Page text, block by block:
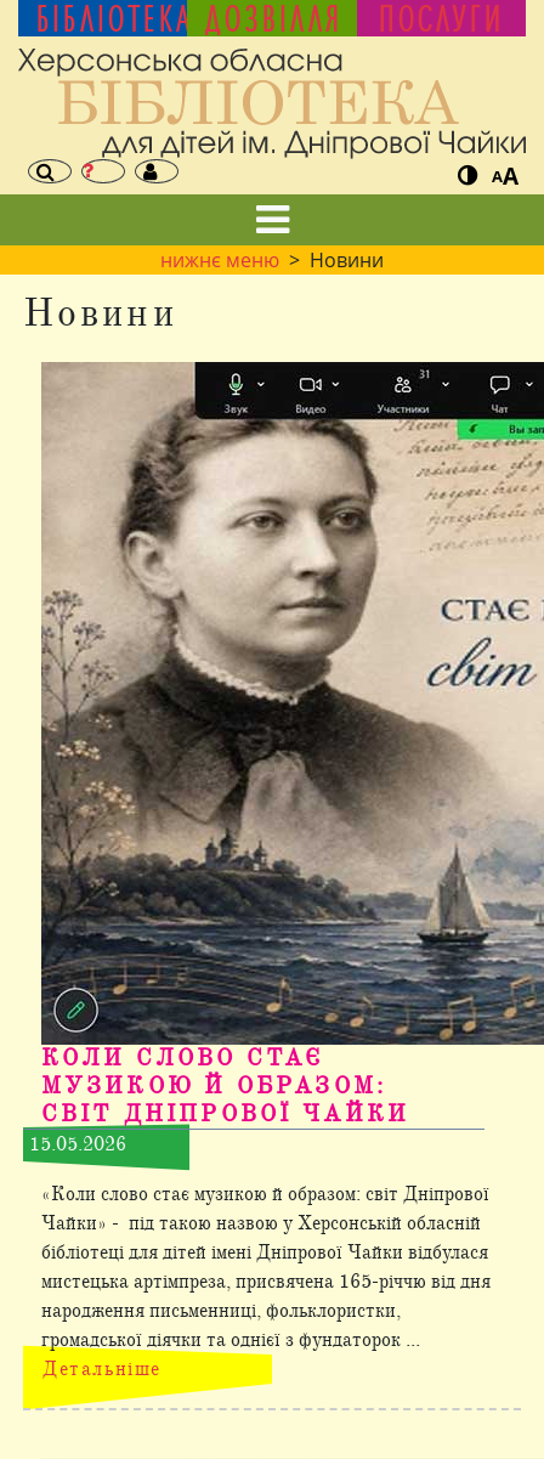
БІБЛІОТЕКА ДОЗВІЛЛЯ ПОСЛУГИ
AA
нижнє меню > Новини
Новини
КОЛИ СЛОВО СТАЄ
МУЗИКОЮ Й ОБРАЗОМ:
СВІТ ДНІПРОВОЇ ЧАЙКИ
15.05.2026
«Коли слово стає музикою й образом: світ Дніпрової
Чайки» - під такою назвою у Херсонській обласній
бібліотеці для дітей імені Дніпрової Чайки відбулася
мистецька артімпреза, присвячена 165-річчю від дня
народження письменниці, фольклористки,
громадської діячки та однієї з фундаторок ...
Детальніше